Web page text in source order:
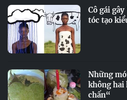
Cô gái
tóc tạo
Những
không hai
chấn“